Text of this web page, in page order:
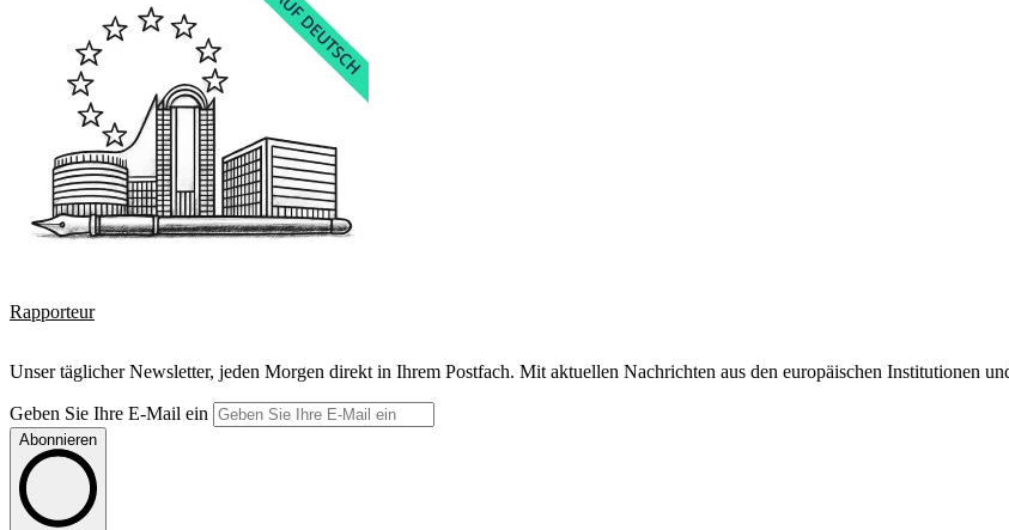
Rapporteur
Unser täglicher Newsletter, jeden Morgen direkt in Ihrem Postfach. Mit aktuellen Nachrichten aus den europäischen Institutionen
Geben Sie Ihre E-Mail ein
Abonnieren